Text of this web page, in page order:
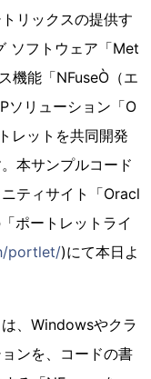
リックスの提供す
ソフトウェア「Met
機能「NFuseÒ（エ
ソリューション「O
レットを共同開発
本サンプルコード
ティサイト「Oracl
ポートレットライ
portlet/)にて本日よ
、Windowsやクラ
ンを、コードの書